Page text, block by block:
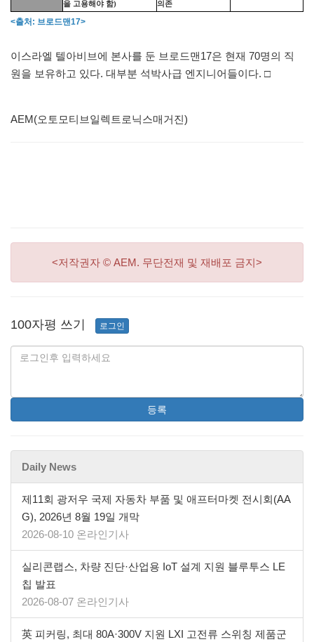
을 고용해야 함) 의존
<출처: 브로드맨17>
이스라엘 텔아비브에 본사를 둔 브로드맨17은 현재 70명의 직
원을 보유하고 있다. 대부분 석박사급 엔지니어들이다. □
AEM(오토모티브일렉트로닉스매거진)
<저작권자 © AEM. 무단전재 및 재배포 금지>
100자평 쓰기 로그인
등록
Daily News
제11회 광저우 국제 자동차 부품 및 애프터마켓 전시회(AA
G), 2026년 8월 19일 개막
2026-08-10 온라인기사
실리콘랩스, 차량 진단·산업용 IoT 설계 지원 블루투스 LE
칩 발표
2026-08-07 온라인기사
英 피커링, 최대 80A·300V 지원 LXI 고전류 스위칭 제품군